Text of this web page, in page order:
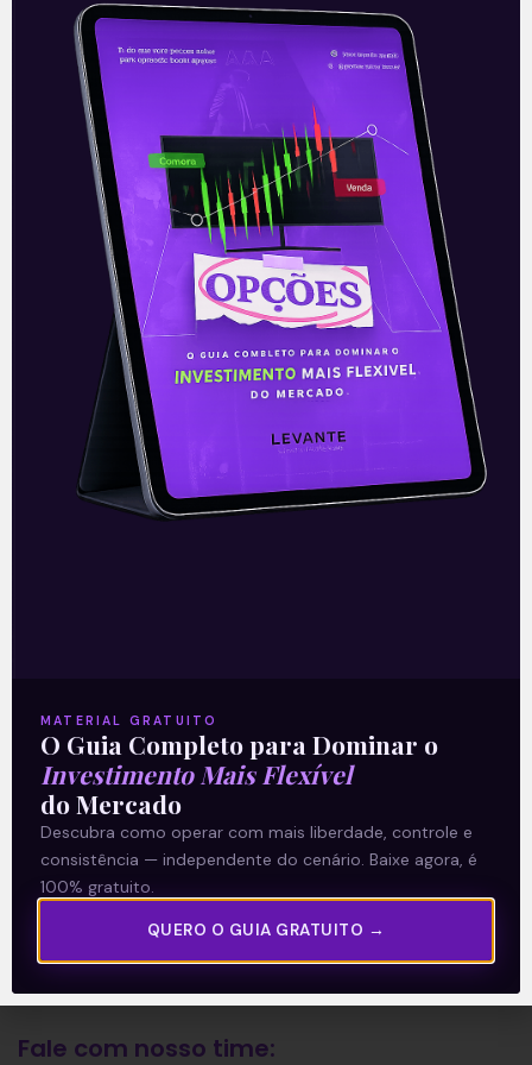
Feriados e indicadores
A semana se inicia com uma calmaria
atípica. Nesta segunda-feira (06), os
pregões não funcionam nos Estados
Unidos devido ao feriado do Dia do
Trabalho,
Leia mais
06/09/2021
Política de Privacidade
Explore
Artigos
E Eu Com Isso?
Vídeos no Youtube
Manuais de Investimento
Fale com nosso time:
MATERIAL GRATUITO
O Guia Completo para Dominar o
Investimento Mais Flexível
do Mercado
Descubra como operar com mais liberdade, controle e
consistência — independente do cenário. Baixe agora, é
100% gratuito.
QUERO O GUIA GRATUITO →